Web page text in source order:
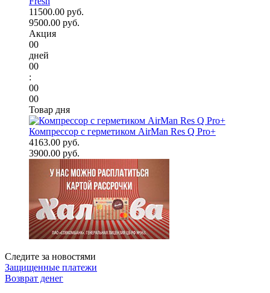
11500.00 руб.
9500.00 руб.
Акция
00
дней
00
:
00
00
Товар дня
Компрессор с герметиком AirMan Res Q Pro+
4163.00 руб.
3900.00 руб.
Следите за новостями
Защищенные платежи
Возврат денег